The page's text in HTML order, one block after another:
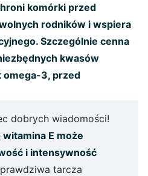
komórki przed
rodników i wspiera
Szczególnie cenna
kwasów
omega-3, przed
dobrych wiadomości!
witamina E może
i intensywność
tarcza